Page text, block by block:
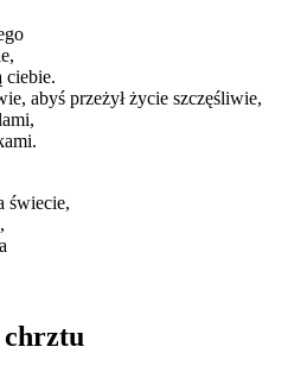
ciebie.
abyś przeżył życie szczęśliwie,
świecie,
chrztu